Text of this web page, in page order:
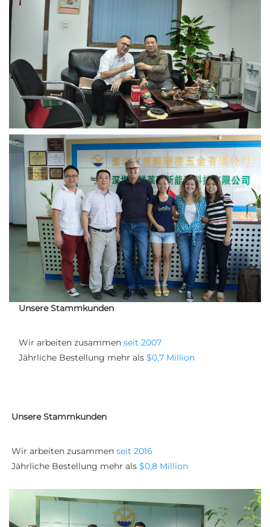
Unsere Stammkunden
Wir arbeiten zusammen seit 2007
Jährliche Bestellung mehr als $0,7 Million
Unsere Stammkunden
Wir arbeiten zusammen seit 2016
Jährliche Bestellung mehr als $0,8 Million